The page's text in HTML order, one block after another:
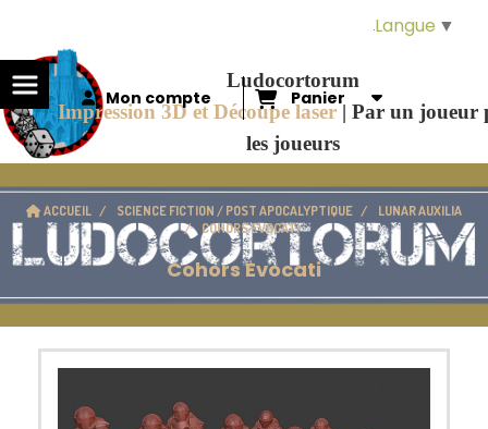
Ludocortorum
Impression 3D et Découpe laser |Par un joueur
les joueurs
Mon compte Panier
ACCUEIL SCIENCE FICTION / POST APOCALYPTIQUE
LUNAR AUXILIA
COHORS EVOCATI
Cohors Evocati
Langue ▼